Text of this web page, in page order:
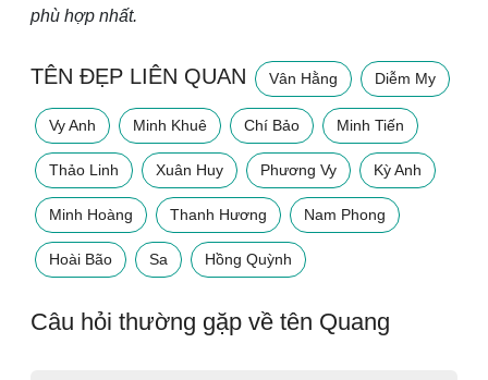
phù hợp nhất.
TÊN ĐẸP LIÊN QUAN Vân Hằng Diễm My
Vy Anh Minh Khuê Chí Bảo Minh Tiến
Thảo Linh Xuân Huy Phương Vy Kỳ Anh
Minh Hoàng Thanh Hương Nam Phong
Hoài Bão Sa Hồng Quỳnh
Câu hỏi thường gặp về tên Quang